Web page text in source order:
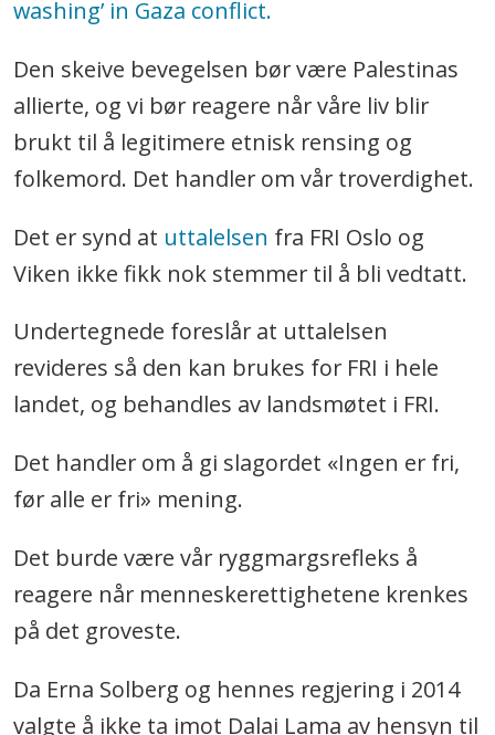
washing’ in Gaza conflict.
Den skeive bevegelsen bør være Palestinas
allierte, og vi bør reagere når våre liv blir
brukt til å legitimere etnisk rensing og
folkemord. Det handler om vår troverdighet.
Det er synd at uttalelsen fra FRI Oslo og
Viken ikke fikk nok stemmer til å bli vedtatt.
Undertegnede foreslår at uttalelsen
revideres så den kan brukes for FRI i hele
landet, og behandles av landsmøtet i FRI.
Det handler om å gi slagordet «Ingen er fri,
før alle er fri» mening.
Det burde være vår ryggmargsrefleks å
reagere når menneskerettighetene krenkes
på det groveste.
Da Erna Solberg og hennes regjering i 2014
valgte å ikke ta imot Dalai Lama av hensyn til